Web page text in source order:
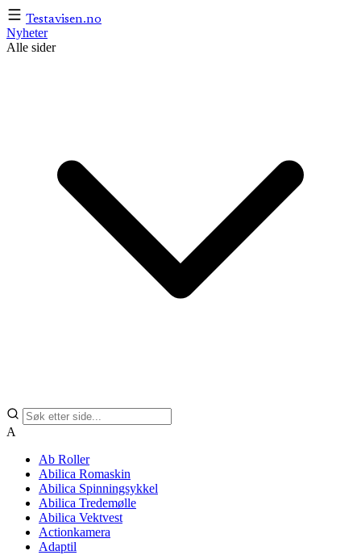
Testavisen.no
Nyheter
Alle sider
A
Ab Roller
Abilica Romaskin
Abilica Spinningsykkel
Abilica Tredemølle
Abilica Vektvest
Actionkamera
Adaptil